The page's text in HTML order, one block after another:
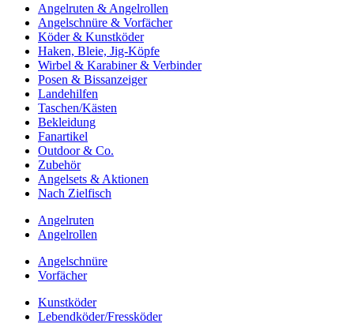
Angelruten & Angelrollen
Angelschnüre & Vorfächer
Köder & Kunstköder
Haken, Bleie, Jig-Köpfe
Wirbel & Karabiner & Verbinder
Posen & Bissanzeiger
Landehilfen
Taschen/Kästen
Bekleidung
Fanartikel
Outdoor & Co.
Zubehör
Angelsets & Aktionen
Nach Zielfisch
Angelruten
Angelrollen
Angelschnüre
Vorfächer
Kunstköder
Lebendköder/Fressköder